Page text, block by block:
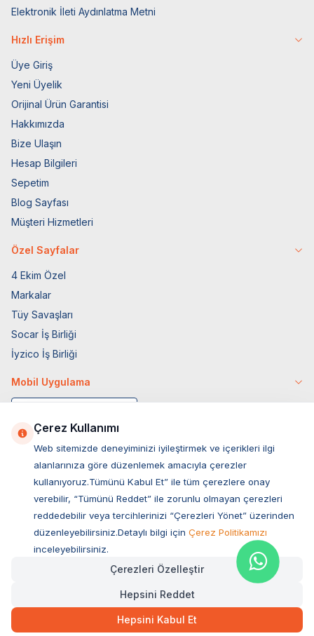
2.139,00TL Hızlı Teslimat Kargo Bedava
SEPETE EKLE
Elektronik İleti Aydınlatma Metni
Hızlı Erişim
Üye Giriş
Yeni Üyelik
Orijinal Ürün Garantisi
Hakkımızda
Bize Ulaşın
Hesap Bilgileri
Sepetim
Blog Sayfası
Müşteri Hizmetleri
Özel Sayfalar
4 Ekim Özel
Markalar
Tüy Savaşları
Socar İş Birliği
İyzico İş Birliği
Mobil Uygulama
Müşteri Hizmetleri
Sıkça Sorulan Sorular
Ovacık Mah. Hacıoğlu Sok. No:13 Başiskele / KOCAELİ
Müşteri Destek Hattı
Çerez Kullanımı
Web sitemizde deneyiminizi iyileştirmek ve içerikleri ilgi
alanlarınıza göre düzenlemek amacıyla çerezler
kullanıyoruz.Tümünü Kabul Et” ile tüm çerezlere onay
verebilir, “Tümünü Reddet” ile zorunlu olmayan çerezleri
reddedebilir veya tercihlerinizi “Çerezleri Yönet” üzerinden
düzenleyebilirsiniz.Detaylı bilgi için Çerez Politikamızı
inceleyebilirsiniz.
Çerezleri Özelleştir
Hepsini Reddet
Hepsini Kabul Et